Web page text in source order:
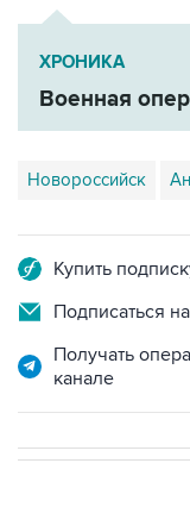
ХРОНИКА
Военная
Новороссийск
Купить
Подписаться
Получать
канале